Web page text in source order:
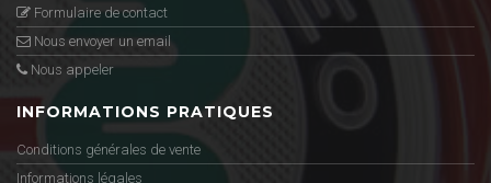
Formulaire de contact
Nous envoyer un email
Nous appeler
INFORMATIONS PRATIQUES
Conditions générales de vente
Informations légales